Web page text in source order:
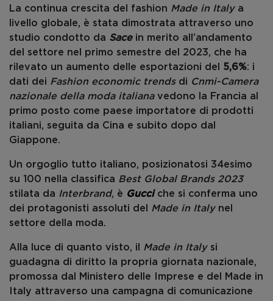
La continua crescita del fashion Made in Italya
livello globale, è stata dimostrata attraverso uno
studio condotto da Sacein merito all’andamento
del settore nel primo semestre del 2023, che ha
rilevato un aumento delle esportazioni del 5,6%: i
dati dei Fashion economic trends di Cnmi-Camera
nazionale della moda italianavedono la Francia al
primo posto come paese importatore di prodotti
italiani, seguita da Cina e subito dopo dal
Giappone.
Un orgoglio tutto italiano, posizionatosi 34esimo
su 100 nella classifica Best Global Brands 2023
stilata da Interbrand, è Gucci che si conferma uno
dei protagonisti assoluti del Made in Italynel
settore della moda.
Alla luce di quanto visto, il Made in Italysi
guadagna di diritto la propria giornata nazionale,
promossa dal Ministero delle Imprese e del Made in
Italy attraverso una campagna di comunicazione